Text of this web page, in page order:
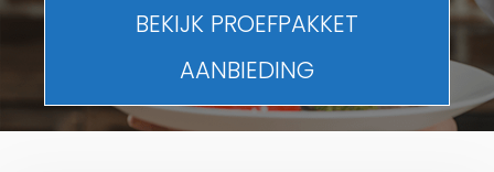
BEKIJK PROEFPAKKET
AANBIEDING